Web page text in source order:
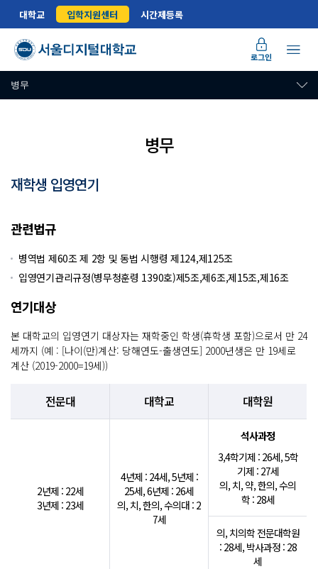
대학교 입학지원센터 시간제등록
로그인
병무
병무
병무 및 예비군 관련 안내
재학생 입영연기
관련법규
병역법 제60조 제 2항 및 동법 시행령 제124,제125조
입영연기관리규정(병무청훈령 1390호)제5조,제6조,제15조,제16조
연기대상
본 대학교의 입영연기 대상자는 재학중인 학생(휴학생 포함)으로서 만 24
세까지 (예 : [나이(만)계산: 당해연도-출생연도] 2000년생은 만 19세로
계산 (2019-2000=19세))
전문대 대학교 대학원
2년제 : 22세
3년제 : 23세
4년제 : 24세, 5년제 :
25세, 6년제 : 26세
의, 치, 한의, 수의대 : 2
7세
석사과정
3,4학기제 : 26세, 5학
기제 : 27세
의, 치, 약, 한의, 수의
학 : 28세
의, 치의학 전문대학원
: 28세, 박사과정 : 28
세